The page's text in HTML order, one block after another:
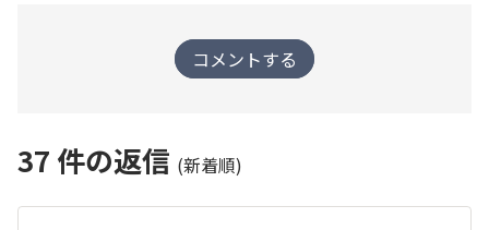
コメントする
37 件の返信 (新着順)